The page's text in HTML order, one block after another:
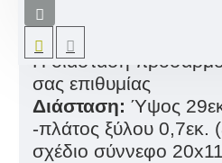
τραπεζιών βάπτισης
σχέδιο στρουμφάκι.
Η διάσταση
σας επιθυμίας
Διάσταση: Ύψος
-πλάτος ξύλου 0,7εκ.
σχέδιο σύννεφο